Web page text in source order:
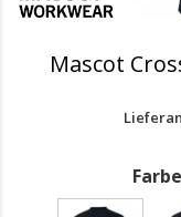
Mascot